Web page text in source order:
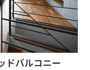
バルコニー